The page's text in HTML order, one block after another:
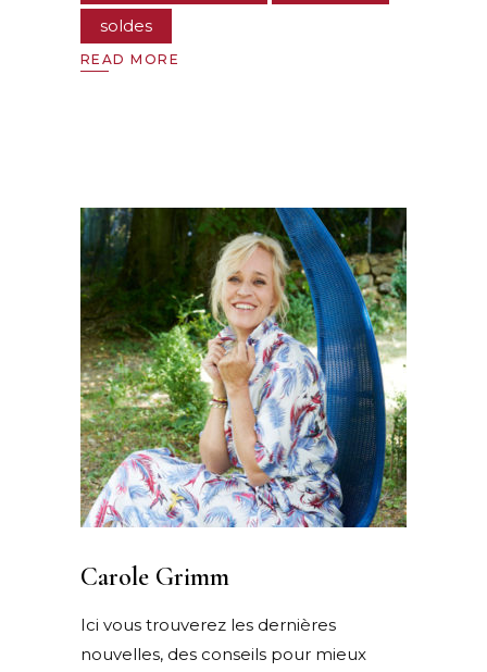
soldes
READ MORE
Carole Grimm
Ici vous trouverez les dernières
nouvelles, des conseils pour mieux